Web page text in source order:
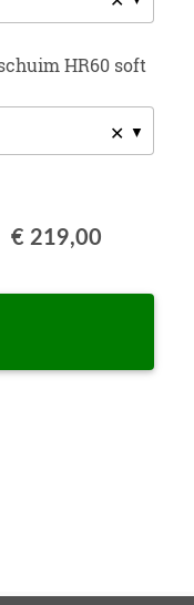
HR60 soft
✕
€ 219,00